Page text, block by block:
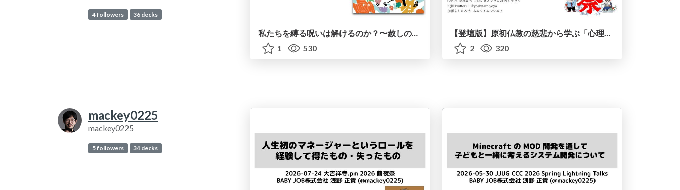
4 followers 36 decks
私たちを縛る呪いは解けるのか？〜赦しの先にある自由〜
1
530
【登壇版】原初仏教の慈悲から学ぶ「心理的安全性」~チームとの接続点~
2
320
mackey0225
mackey0225
5 followers 34 decks